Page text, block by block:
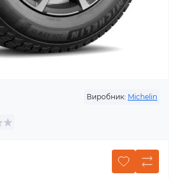
Виробник: Michelin